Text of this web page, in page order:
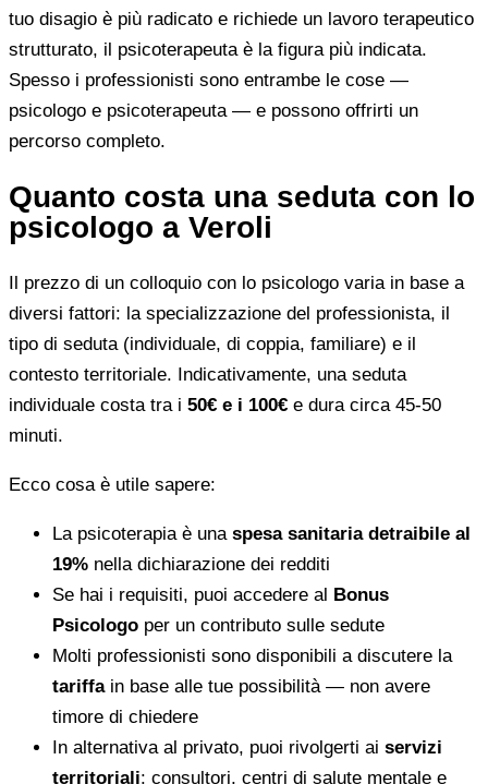
tuo disagio è più radicato e richiede un lavoro terapeutico
strutturato, il psicoterapeuta è la figura più indicata.
Spesso i professionisti sono entrambe le cose —
psicologo e psicoterapeuta — e possono offrirti un
percorso completo.
Quanto costa una seduta con lo
psicologo a Veroli
Il prezzo di un colloquio con lo psicologo varia in base a
diversi fattori: la specializzazione del professionista, il
tipo di seduta (individuale, di coppia, familiare) e il
contesto territoriale. Indicativamente, una seduta
individuale costa tra i 50€ e i 100€ e dura circa 45-50
minuti.
Ecco cosa è utile sapere:
La psicoterapia è una spesa sanitaria detraibile al
19% nella dichiarazione dei redditi
Se hai i requisiti, puoi accedere al Bonus
Psicologo per un contributo sulle sedute
Molti professionisti sono disponibili a discutere la
tariffain base alle tue possibilità — non avere
timore di chiedere
In alternativa al privato, puoi rivolgerti ai servizi
territoriali: consultori, centri di salute mentale e